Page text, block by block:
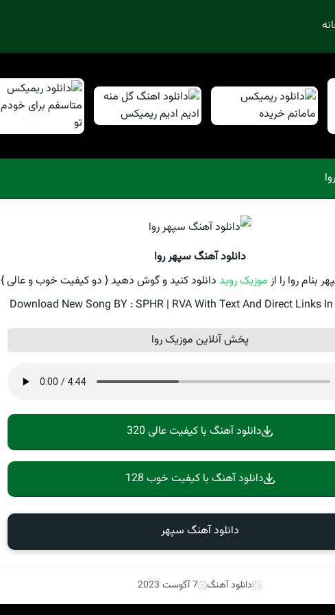
دانلود آهنگ سپهر روا
بنام روا را از موزیک روید دانلود کنید و گوش دهید { دو کیفیت خوب و عالی }
Download New Song BY : SPHR | RVA With Text And Direct Links
پخش آنلاین موزیک روا
دانلود آهنگ با کیفیت عالی 320
دانلود آهنگ با کیفیت خوب 128
دانلود آهنگ سپهر
دانلود آهنگ 7 آگوست 2023